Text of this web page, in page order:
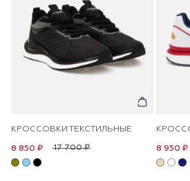
КРОССОВКИ ТЕКСТИЛЬНЫЕ
17 700 ₽
8 850 ₽ 8 950 ₽